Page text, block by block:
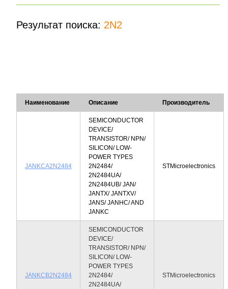
Результат поиска: 2N2
Наименование Описание Производитель
JANKCA2N2484
SEMICONDUCTOR
DEVICE/
TRANSISTOR/ NPN/
SILICON/ LOW-
POWER TYPES
2N2484/
2N2484UA/
2N2484UB/ JAN/
JANTX/ JANTXV/
JANS/ JANHC/ AND
JANKC
STMicroelectronics
JANKCB2N2484
SEMICONDUCTOR
DEVICE/
TRANSISTOR/ NPN/
SILICON/ LOW-
POWER TYPES
2N2484/
2N2484UA/
STMicroelectronics